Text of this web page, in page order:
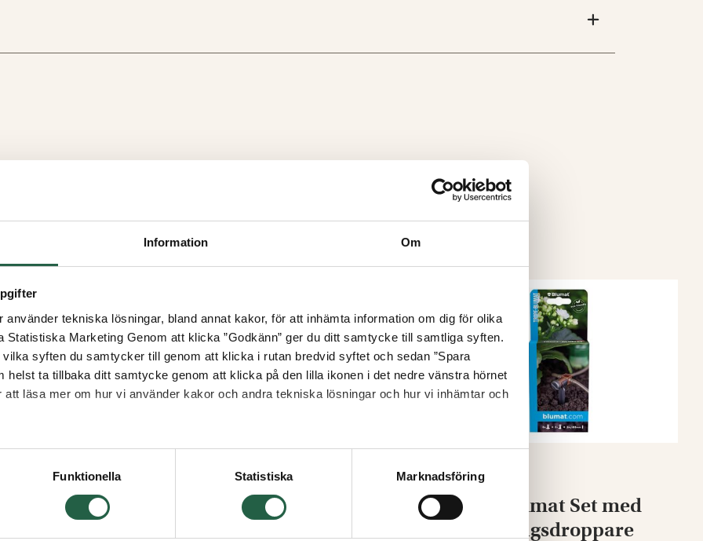
Information Om
tekniska lösningar, bland annat kakor, för att inhämta information om dig för olika
Statistiska Marketing Genom att klicka ”Godkänn” ger du ditt samtycke till samtliga syften.
syften du samtycker till genom att klicka i rutan bredvid syftet och sedan ”Spara
helst ta tillbaka ditt samtycke genom att klicka på den lilla ikonen i det nedre vänstra hörnet
läsa mer om hur vi använder kakor och andra tekniska lösningar och hur vi inhämtar och
sekretesspolicy
Funktionella
Statistiska Marknadsföring
Tropf-Blumat
Tropf-Blumat Set med
Fördelningsdroppare